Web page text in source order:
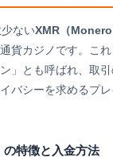
ないXMR（
貨カジノです。これ
」とも呼ばれ、取
バシーを求めるプ
特徴と入金方法